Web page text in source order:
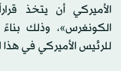
الأميركي أن يتخذ
الكونغرس»، وذلك
للرئيس الأميركي في هذا